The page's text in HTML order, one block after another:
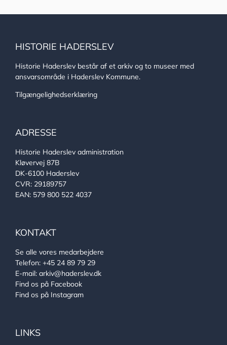
HISTORIE HADERSLEV
Historie Haderslev består af et arkiv og to museer med
ansvarsområde i Haderslev Kommune.
Tilgængelighedserklæring
ADRESSE
Historie Haderslev administration
Kløvervej 87B
DK-6100 Haderslev
CVR: 29189757
EAN: 579 800 522 4037
KONTAKT
Se alle vores medarbejdere
Telefon: +45 24 89 79 29
E-mail: arkiv@haderslev.dk
Find os på Facebook
Find os på Instagram
LINKS